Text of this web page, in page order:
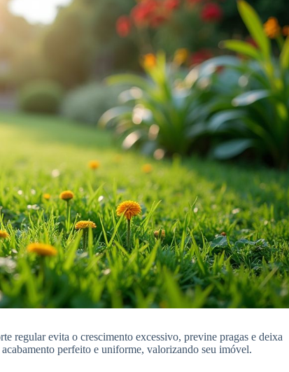
regular evita o crescimento excessivo, previne pragas e deixa
perfeito e uniforme, valorizando seu imóvel.